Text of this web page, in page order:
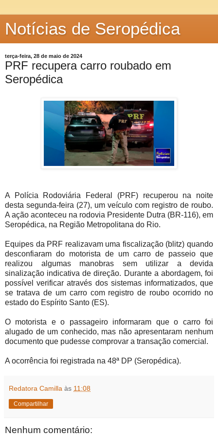
Notícias de Seropédica
terça-feira, 28 de maio de 2024
PRF recupera carro roubado em
Seropédica
A Polícia Rodoviária Federal (PRF) recuperou na noite
desta segunda-feira (27), um veículo com registro de roubo.
A ação aconteceu na rodovia Presidente Dutra (BR-116), em
Seropédica, na Região Metropolitana do Rio.
Equipes da PRF realizavam uma fiscalização (blitz) quando
desconfiaram do motorista de um carro de passeio que
realizou algumas manobras sem utilizar a devida
sinalização indicativa de direção. Durante a abordagem, foi
possível verificar através dos sistemas informatizados, que
se tratava de um carro com registro de roubo ocorrido no
estado do Espírito Santo (ES).
O motorista e o passageiro informaram que o carro foi
alugado de um conhecido, mas não apresentaram nenhum
documento que pudesse comprovar a transação comercial.
A ocorrência foi registrada na 48ª DP (Seropédica).
Redatora Camilla às 11:08
Compartilhar
Nenhum comentário: